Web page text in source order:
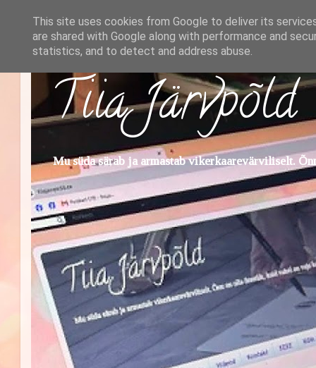
Tiia Järvpõld
Mu süda särab ja armastab vikerkaarevärviliselt.
This site uses cookies from Google to deliver its
are shared with Google along with performance and
statistics, and to detect and address abuse.